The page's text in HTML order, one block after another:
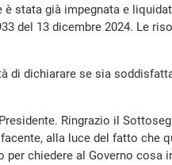
stata già impegnata e
del 13 dicembre 2024. Le
di dichiarare se sia
Ringrazio il
alla luce del fatto che
chiedere al Governo cosa